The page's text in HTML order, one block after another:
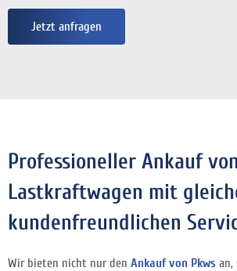
Jetzt anfragen
Professioneller Ankauf von
Lastkraftwagen mit
kundenfreundlichen
Wir bieten nicht nur den Ankauf von Pkws an,